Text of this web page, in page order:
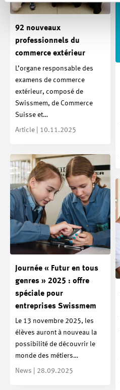
92 nouveaux
professionnels du
commerce extérieur
L’organe responsable des
examens de commerce
extérieur, composé de
Swissmem, de Commerce
Suisse et…
Article | 10.11.2025
Journée « Futur en tous
genres » 2025 : offre
spéciale pour
entreprises Swissmem
Le 13 novembre 2025, les
élèves auront à nouveau la
possibilité de découvrir le
monde des métiers…
News | 28.09.2025